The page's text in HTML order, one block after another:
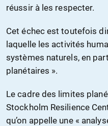
réussir à les respecter.
Cet échec est toutefois
laquelle les activités
systèmes naturels, en
planétaires ».
Le cadre des limites
Stockholm Resilience
qu’on appelle une «